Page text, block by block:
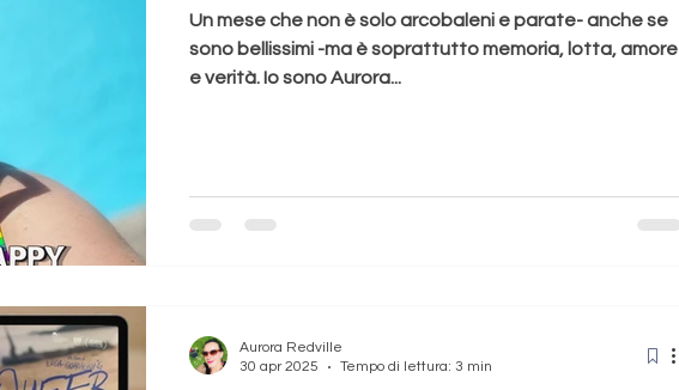
Un mese che non è solo arcobaleni e parate- anche se
sono bellissimi -ma è soprattutto memoria, lotta, amore
e verità. Io sono Aurora...
Aurora Redville
30 apr 2025
Tempo di lettura: 3 min